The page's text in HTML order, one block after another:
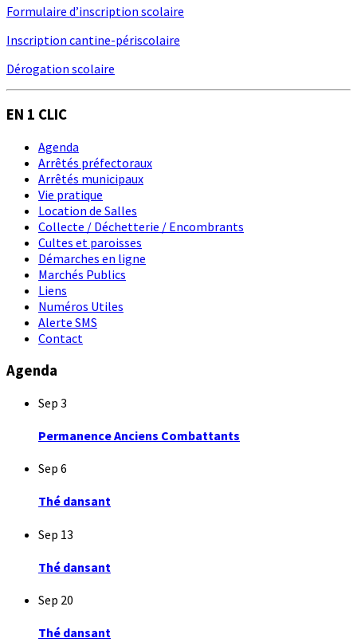
Formulaire d’inscription scolaire
Inscription cantine-périscolaire
Dérogation scolaire
EN 1 CLIC
Agenda
Arrêtés préfectoraux
Arrêtés municipaux
Vie pratique
Location de Salles
Collecte / Déchetterie / Encombrants
Cultes et paroisses
Démarches en ligne
Marchés Publics
Liens
Numéros Utiles
Alerte SMS
Contact
Agenda
Sep 3
Permanence Anciens Combattants
Sep 6
Thé dansant
Sep 13
Thé dansant
Sep 20
Thé dansant